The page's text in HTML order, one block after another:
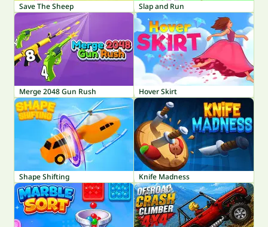
Save The Sheep Slap and Run
Merge 2048 Gun Rush Hover Skirt
Shape Shifting Knife Madness